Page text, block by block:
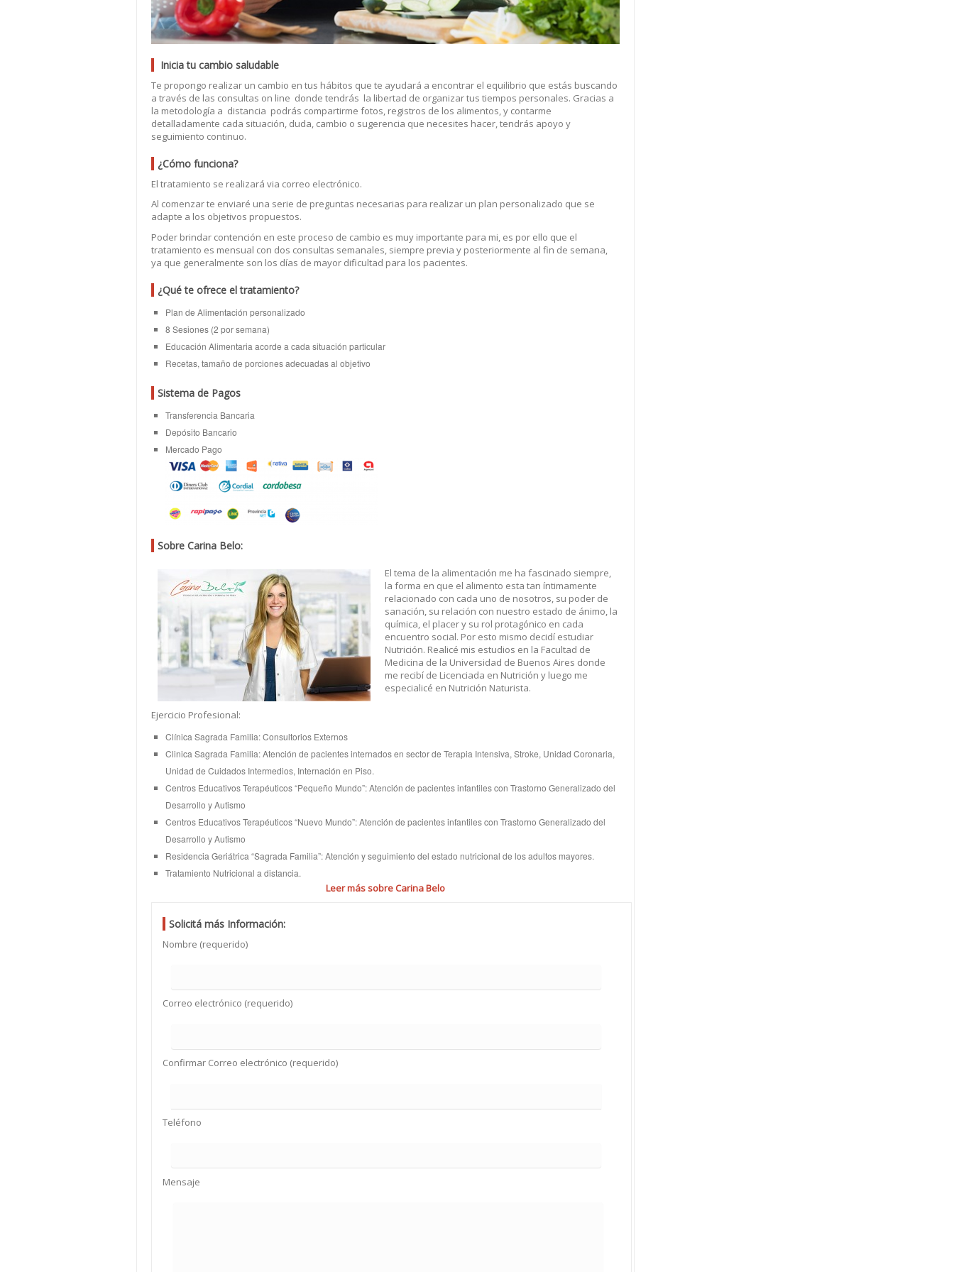
Inicia tu cambio saludable
Te propongo realizar un cambio en tus hábitos que te ayudará a encontrar el equilibrio que estás buscando
a través de las consultas on line donde tendrás la libertad de organizar tus tiempos personales. Gracias a
la metodología a distancia podrás compartirme fotos, registros de los alimentos, y contarme
detalladamente cada situación, duda, cambio o sugerencia que necesites hacer, tendrás apoyo y
seguimiento continuo.
¿Cómo funciona?
El tratamiento se realizará via correo electrónico.
Al comenzar te enviaré una serie de preguntas necesarias para realizar un plan personalizado que se
adapte a los objetivos propuestos.
Poder brindar contención en este proceso de cambio es muy importante para mi, es por ello que el
tratamiento es mensual con dos consultas semanales, siempre previa y posteriormente al fin de semana,
ya que generalmente son los días de mayor dificultad para los pacientes.
¿Qué te ofrece el tratamiento?
Plan de Alimentación personalizado
8 Sesiones (2 por semana)
Educación Alimentaria acorde a cada situación particular
Recetas, tamaño de porciones adecuadas al objetivo
Sistema de Pagos
Transferencia Bancaria
Depósito Bancario
Mercado Pago
Sobre Carina Belo:
El tema de la alimentación me ha fascinado siempre,
la forma en que el alimento esta tan íntimamente
relacionado con cada uno de nosotros, su poder de
sanación, su relación con nuestro estado de ánimo, la
química, el placer y su rol protagónico en cada
encuentro social. Por esto mismo decidí estudiar
Nutrición. Realicé mis estudios en la Facultad de
Medicina de la Universidad de Buenos Aires donde
me recibí de Licenciada en Nutrición y luego me
especialicé en Nutrición Naturista.
Ejercicio Profesional:
Clínica Sagrada Familia: Consultorios Externos
Clinica Sagrada Familia: Atención de pacientes internados en sector de Terapia Intensiva, Stroke, Unidad Coronaria,
Unidad de Cuidados Intermedios, Internación en Piso.
Centros Educativos Terapéuticos “Pequeño Mundo”: Atención de pacientes infantiles con Trastorno Generalizado del
Desarrollo y Autismo
Centros Educativos Terapéuticos “Nuevo Mundo”: Atención de pacientes infantiles con Trastorno Generalizado del
Desarrollo y Autismo
Residencia Geriátrica “Sagrada Familia”: Atención y seguimiento del estado nutricional de los adultos mayores.
Tratamiento Nutricional a distancia.
Leer más sobre Carina Belo
Solicitá más Información:
Nombre (requerido)
Correo electrónico (requerido)
Confirmar Correo electrónico (requerido)
Teléfono
Mensaje